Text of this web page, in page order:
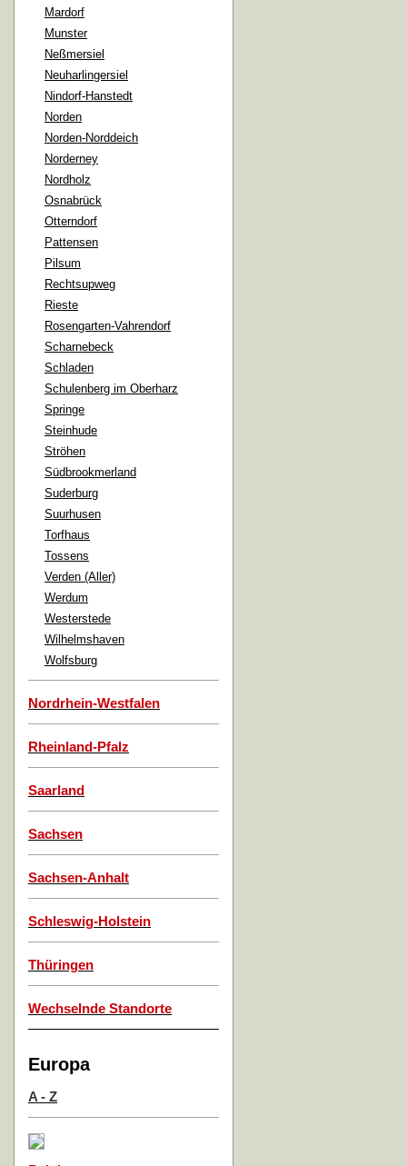
Mardorf
Munster
Neßmersiel
Neuharlingersiel
Nindorf-Hanstedt
Norden
Norden-Norddeich
Norderney
Nordholz
Osnabrück
Otterndorf
Pattensen
Pilsum
Rechtsupweg
Rieste
Rosengarten-Vahrendorf
Scharnebeck
Schladen
Schulenberg im Oberharz
Springe
Steinhude
Ströhen
Südbrookmerland
Suderburg
Suurhusen
Torfhaus
Tossens
Verden (Aller)
Werdum
Westerstede
Wilhelmshaven
Wolfsburg
Nordrhein-Westfalen
Rheinland-Pfalz
Saarland
Sachsen
Sachsen-Anhalt
Schleswig-Holstein
Thüringen
Wechselnde Standorte
Europa
A - Z